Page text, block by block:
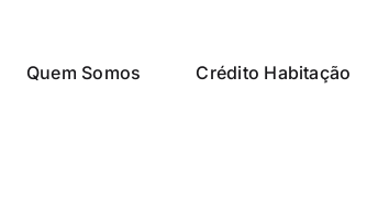
Quem Somos Crédito Habitação